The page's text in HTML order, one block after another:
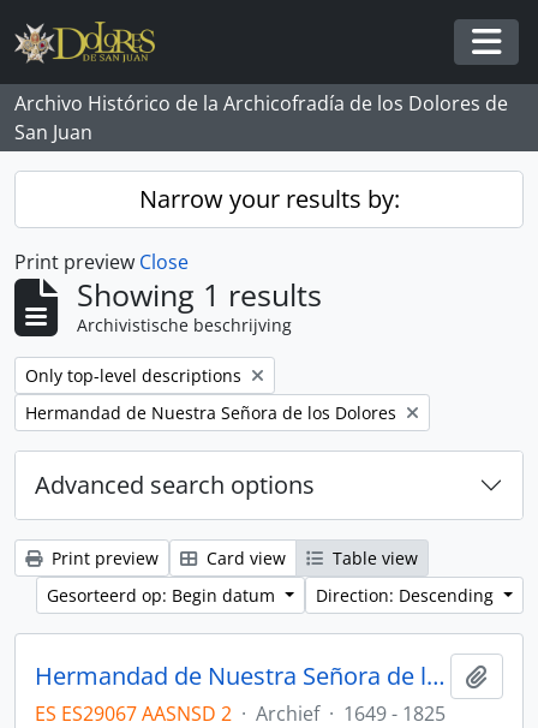
Skip to main content
Archivo Histórico de la Archicofradía de los Dolores de
San Juan
Narrow your results by:
Print preview Close
Showing 1 results
Archivistische beschrijving
Remove filter:
Only top-level descriptions
Remove filter:
Hermandad de Nuestra Señora de los Dolores
Advanced search options
Print preview Card view
Table view
Gesorteerd op: Begin datum
Direction: Descending
Hermandad de Nuestra Señora de los Dolores
ES ES29067 AASNSD 2 · Archief · 1649 - 1825